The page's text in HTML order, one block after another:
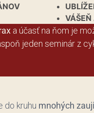
a účasť na ňom je
jeden seminár z
do kruhu mnohých